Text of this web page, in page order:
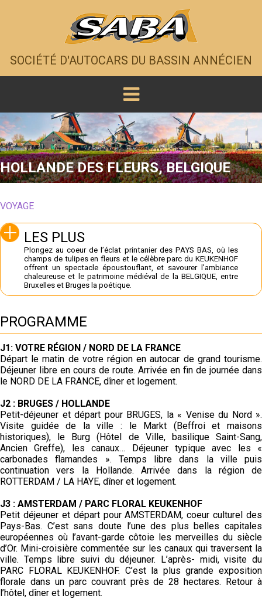
SOCIÉTÉ D'AUTOCARS DU BASSIN ANNÉCIEN
HOLLANDE DES FLEURS, BELGIQUE
VOYAGE
LES PLUS
Plongez au coeur de l’éclat printanier des PAYS BAS, où les
champs de tulipes en fleurs et le célèbre parc du KEUKENHOF
offrent un spectacle époustouflant, et savourer l’ambiance
chaleureuse et le patrimoine médiéval de la BELGIQUE, entre
Bruxelles et Bruges la poétique.
PROGRAMME
J1: VOTRE RÉGION / NORD DE LA FRANCE
Départ le matin de votre région en autocar de grand tourisme.
Déjeuner libre en cours de route. Arrivée en fin de journée dans
le NORD DE LA FRANCE, dîner et logement.
J2 : BRUGES / HOLLANDE
Petit-déjeuner et départ pour BRUGES, la « Venise du Nord ».
Visite guidée de la ville : le Markt (Beffroi et maisons
historiques), le Burg (Hôtel de Ville, basilique Saint-Sang,
Ancien Greffe), les canaux… Déjeuner typique avec les «
carbonades flamandes ». Temps libre dans la ville puis
continuation vers la Hollande. Arrivée dans la région de
ROTTERDAM / LA HAYE, dîner et logement.
J3 : AMSTERDAM / PARC FLORAL KEUKENHOF
Petit déjeuner et départ pour AMSTERDAM, coeur culturel des
Pays-Bas. C’est sans doute l’une des plus belles capitales
européennes où l’avant-garde côtoie les merveilles du siècle
d’Or. Mini-croisière commentée sur les canaux qui traversent la
ville. Temps libre suivi du déjeuner. L’après- midi, visite du
PARC FLORAL KEUKENHOF. C’est la plus grande exposition
florale dans un parc couvrant près de 28 hectares. Retour à
l’hôtel, dîner et logement.